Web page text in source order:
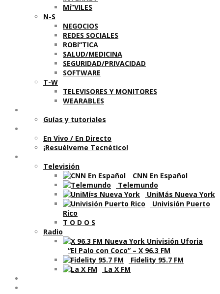
Mí“VILES
N-S
NEGOCIOS
REDES SOCIALES
ROBí“TICA
SALUD/MEDICINA
SEGURIDAD/PRIVACIDAD
SOFTWARE
T-W
TELEVISORES Y MONITORES
WEARABLES
Guí­as y tutoriales
En Vivo / En Directo
¡Resuélveme Tecnético!
Televisión
CNN En Español
Telemundo
UniMás Nueva York
Univisión Puerto
Rico
T O D O S
Radio
“El Palo con Coco” – X 96.3 FM
Fidelity 95.7 FM
La X FM